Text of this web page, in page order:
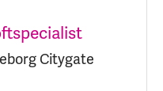
Citygate